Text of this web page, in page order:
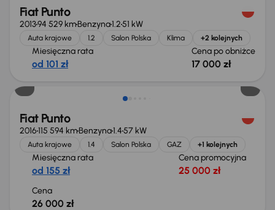
Fiat Punto
201394 529 kmBenzyna1.251 kW
Auta krajowe 1.2 Salon Polska Klima +2 kolejnych
Miesięczna rata
od 101 zł
Cena po obniżce
17 000 zł
Fiat Punto
2016115 594 kmBenzyna1.457 kW
Auta krajowe 1.4 Salon Polska GAZ +1 kolejnych
Miesięczna rata
od 155 zł
Cena promocyjna
25 000 zł
Cena
26 000 zł